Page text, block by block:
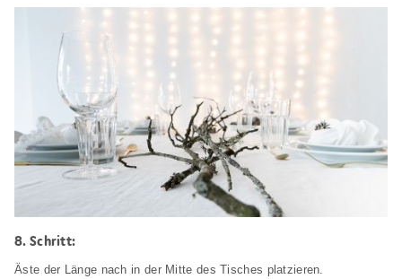
Schritt:
Äste der Länge nach in der Mitte des Tisches platzieren.